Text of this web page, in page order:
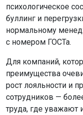
психологическое
буллинг и
нормальному
с номером ГОСТа.
Для компаний,
преимущества
рост лояльности и
сотрудников —
труда, где уважают